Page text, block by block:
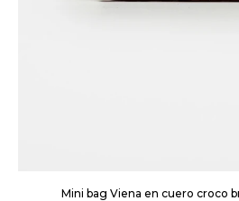
Mini bag Viena en cuero croco